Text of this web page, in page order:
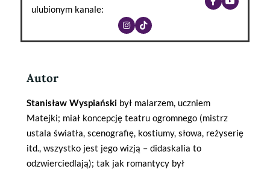
ulubionym kanale:
Autor
Stanisław Wyspiańskibył malarzem, uczniem
Matejki; miał koncepcję teatru ogromnego (mistrz
ustala światła, scenografię, kostiumy, słowa, reżyserię
itd., wszystko jest jego wizją – didaskalia to
odzwierciedlają); tak jak romantycy był